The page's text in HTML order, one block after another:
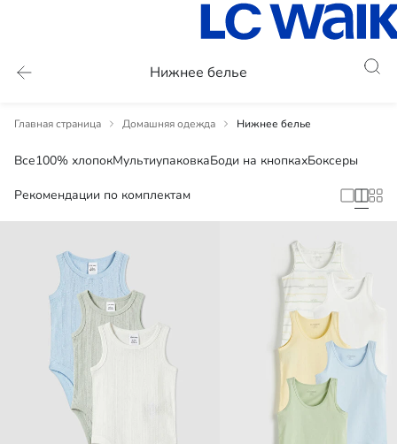
Нижнее белье
Главная страница Домашняя одежда Нижнее белье
Все100% хлопокМультиупаковкаБоди на кнопкахБоксеры
Рекомендации по комплектам